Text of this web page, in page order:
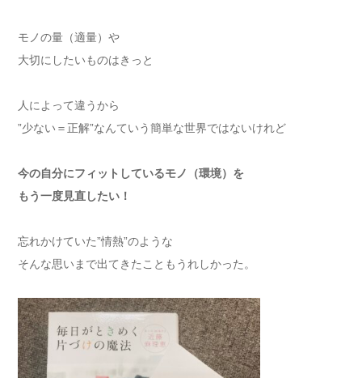
モノの量（適量）や
大切にしたいものはきっと
人によって違うから
”少ない＝正解”なんていう簡単な世界ではないけれど
今の自分にフィットしているモノ（環境）を
もう一度見直したい！
忘れかけていた”情熱”のような
そんな思いまで出てきたこともうれしかった。